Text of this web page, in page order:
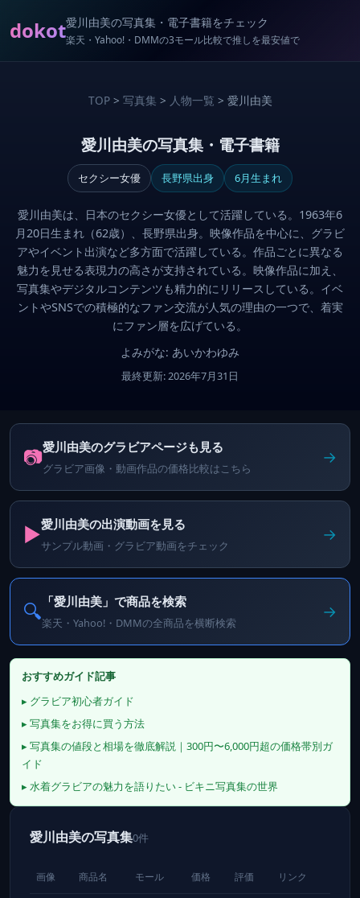
dokot愛川由美の写真集・電子書籍をチェック
楽天・Yahoo!・DMMの3モール比較で推しを最安値で
TOP> 写真集 > 人物一覧 > 愛川由美
愛川由美の写真集・電子書籍
セクシー女優 長野県出身 6月生まれ
愛川由美は、日本のセクシー女優として活躍している。1963年6
月20日生まれ（62歳）、長野県出身。映像作品を中心に、グラビ
アやイベント出演など多方面で活躍している。作品ごとに異なる
魅力を見せる表現力の高さが支持されている。映像作品に加え、
写真集やデジタルコンテンツも精力的にリリースしている。イベ
ントやSNSでの積極的なファン交流が人気の理由の一つで、着実
にファン層を広げている。
よみがな: あいかわゆみ
最終更新: 2026年7月31日
📷愛川由美のグラビアページも見る
グラビア画像・動画作品の価格比較はこちら
→
▶️愛川由美の出演動画を見る
サンプル動画・グラビア動画をチェック
→
🔍 「愛川由美」で商品を検索
楽天・Yahoo!・DMMの全商品を横断検索
→
おすすめガイド記事
▸ グラビア初心者ガイド
▸ 写真集をお得に買う方法
▸ 写真集の値段と相場を徹底解説｜300円〜6,000円超の価格帯別ガ
イド
▸ 水着グラビアの魅力を語りたい - ビキニ写真集の世界
愛川由美の写真集0件
画像 商品名 モール 価格 評価 リンク